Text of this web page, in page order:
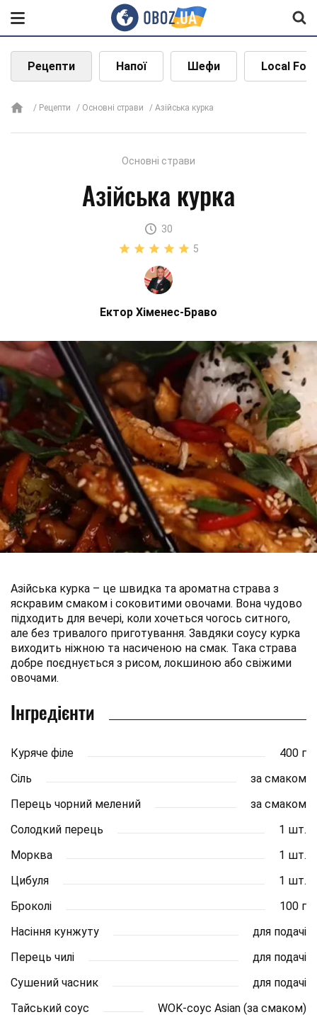
Рецепти Напої Шефи Local
Рецепти Основні страви Азійська курка
Основні страви
Азійська курка
30
5
Ектор Хіменес-Браво
Азійська курка – це швидка та ароматна страва з
яскравим смаком і соковитими овочами. Вона чудово
підходить для вечері, коли хочеться чогось ситного,
але без тривалого приготування. Завдяки соусу курка
виходить ніжною та насиченою на смак. Така страва
добре поєднується з рисом, локшиною або свіжими
овочами.
Інгредієнти
Куряче філе
400 г
Сіль
за смаком
Перець чорний мелений
за смаком
Солодкий перець
1 шт.
Морква
1 шт.
Цибуля
1 шт.
Броколі
100 г
Насіння кунжуту
для подачі
Перець чилі
для подачі
Сушений часник
для подачі
Тайський соус
WOK-соус Asian (за смаком)